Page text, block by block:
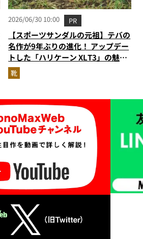
2026/06/30 10:00 PR
【スポーツサンダルの元祖】テバの
名作が9年ぶりの進化！ アップデー
トした「ハリケーン XLT3」の魅力
を識者があらゆる角度から徹底解
説！
靴